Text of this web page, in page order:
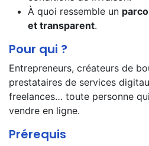
À quoi ressemble un
et transparent.
Pour qui ?
Entrepreneurs, créateurs de
prestataires de services
freelances… toute personne
vendre en ligne.
Prérequis